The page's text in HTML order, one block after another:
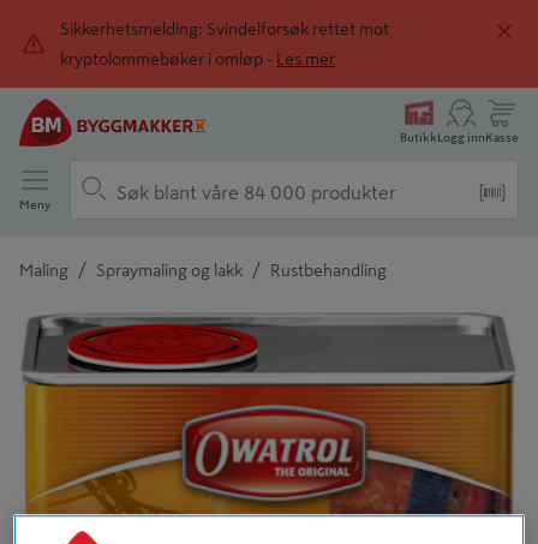
Sikkerhetsmelding: Svindelforsøk rettet mot
kryptolommebøker i omløp -
Les mer
ButikkLogg innKasse
Meny
Maling / Spraymaling og lakk / Rustbehandling
Detaljert beskrivelse finnes i produktbeskrivelsen
Tidligere